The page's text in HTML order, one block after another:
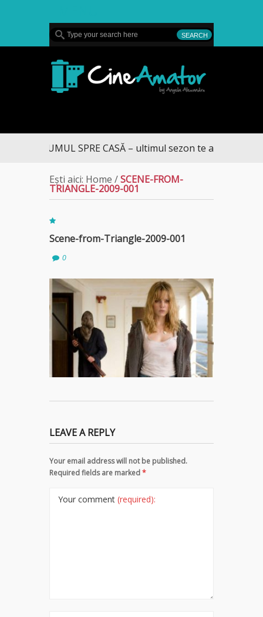
DRUMUL SPRE CASĂ – ultimul sezon te aduce la DIVA
Ești aici: Home /SCENE-FROM-
TRIANGLE-2009-001
Scene-from-Triangle-2009-001
0
LEAVE A REPLY
Your email address will not be published.
Required fields are marked*
Your comment (required):